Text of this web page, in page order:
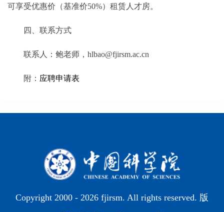
可享受优惠价（基准价50%）租赁人才房。
四、联系方式
联系人： 鲍老师， hlbao@fjirsm.ac.cn
附： 应聘申请表
Copyright 2000 - 2026 fjirsm. All rights reserved. 版